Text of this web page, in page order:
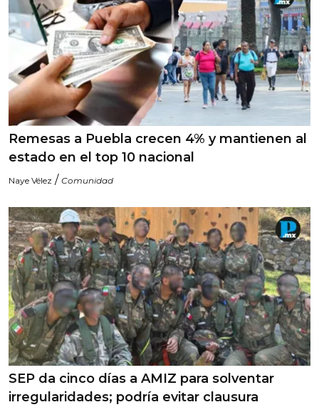
Remesas a Puebla crecen 4% y mantienen al
estado en el top 10 nacional
Naye Vélez / Comunidad
SEP da cinco días a AMIZ para solventar
irregularidades; podría evitar clausura